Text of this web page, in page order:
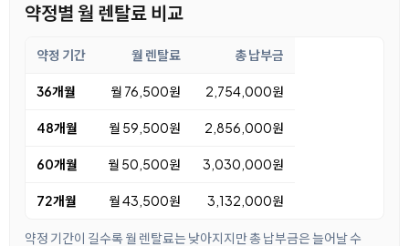
약정별 월 렌탈료 비교
약정 기간 월 렌탈료 총 납부금
36개월 월 76,500원 2,754,000원
48개월 월 59,500원 2,856,000원
60개월 월 50,500원 3,030,000원
72개월 월 43,500원 3,132,000원
약정 기간이 길수록 월 렌탈료는 낮아지지만 총 납부금은 늘어날 수